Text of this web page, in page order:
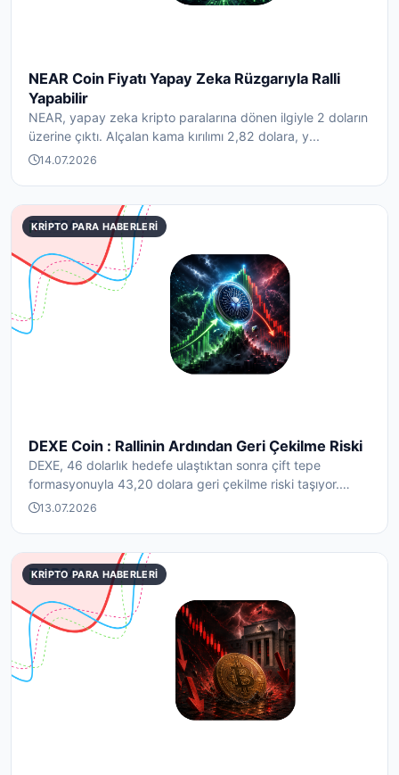
NEAR Coin Fiyatı Yapay Zeka Rüzgarıyla Ralli
Yapabilir
NEAR, yapay zeka kripto paralarına dönen ilgiyle 2 doların
üzerine çıktı. Alçalan kama kırılımı 2,82 dolara, y...
14.07.2026
KRIPTO PARA HABERLERI
DEXE Coin : Rallinin Ardından Geri Çekilme Riski
DEXE, 46 dolarlık hedefe ulaştıktan sonra çift tepe
formasyonuyla 43,20 dolara geri çekilme riski taşıyor.
Tas...
13.07.2026
KRIPTO PARA HABERLERI